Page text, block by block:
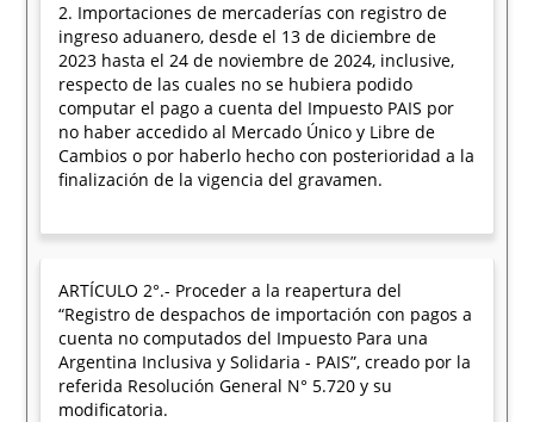
2. Importaciones de mercaderías con registro de
ingreso aduanero, desde el 13 de diciembre de
2023 hasta el 24 de noviembre de 2024, inclusive,
respecto de las cuales no se hubiera podido
computar el pago a cuenta del Impuesto PAIS por
no haber accedido al Mercado Único y Libre de
Cambios o por haberlo hecho con posterioridad a la
finalización de la vigencia del gravamen.
ARTÍCULO 2°.- Proceder a la reapertura del
“Registro de despachos de importación con pagos a
cuenta no computados del Impuesto Para una
Argentina Inclusiva y Solidaria - PAIS”, creado por la
referida Resolución General N° 5.720 y su
modificatoria.